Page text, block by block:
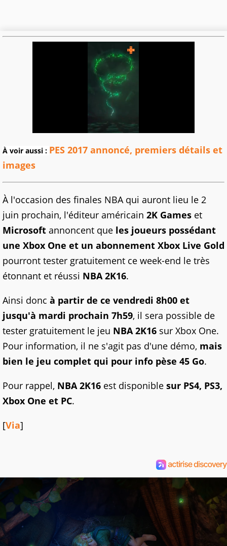
À voir aussi : PES 2017 annoncé, premiers détails et
images
À l'occasion des finales NBA qui auront lieu le 2
juin prochain, l'éditeur américain 2K Games et
Microsoft annoncent que les joueurs possédant
une Xbox One et un abonnement Xbox Live Gold
pourront tester gratuitement ce week-end le très
étonnant et réussi NBA2K16.
Ainsi donc à partir de ce vendredi 8h00 et
jusqu'à mardi prochain 7h59, il sera possible de
tester gratuitement le jeu NBA 2K16 sur Xbox One.
Pour information, il ne s'agit pas d'une démo, mais
bien le jeu complet qui pour info pèse 45 Go.
Pour rappel, NBA 2K16 est disponible sur PS4, PS3,
Xbox One et PC.
[Via]